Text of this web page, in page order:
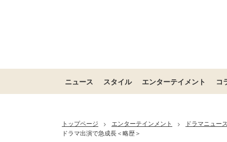
ニュース スタイル エンターテイメント コ
トップページ > エンターテインメント >
ドラマニュー
ドラマ出演で急成長＜略歴＞